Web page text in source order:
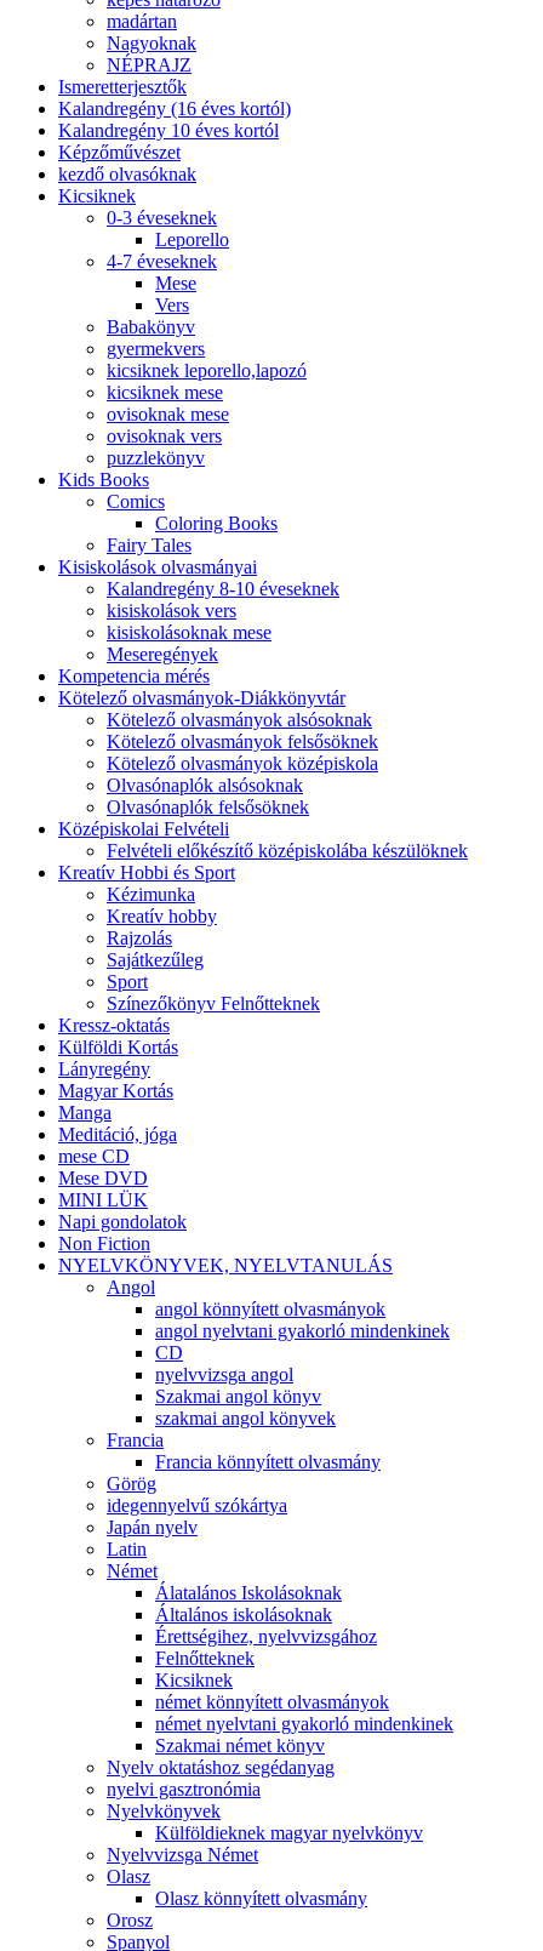
madártan
Nagyoknak
NÉPRAJZ
Ismeretterjesztők
Kalandregény (16 éves kortól)
Kalandregény 10 éves kortól
Képzőművészet
kezdő olvasóknak
Kicsiknek
0-3 éveseknek
Leporello
4-7 éveseknek
Mese
Vers
Babakönyv
gyermekvers
kicsiknek leporello,lapozó
kicsiknek mese
ovisoknak mese
ovisoknak vers
puzzlekönyv
Kids Books
Comics
Coloring Books
Fairy Tales
Kisiskolások olvasmányai
Kalandregény 8-10 éveseknek
kisiskolások vers
kisiskolásoknak mese
Meseregények
Kompetencia mérés
Kötelező olvasmányok-Diákkönyvtár
Kötelező olvasmányok alsósoknak
Kötelező olvasmányok felsősöknek
Kötelező olvasmányok középiskola
Olvasónaplók alsósoknak
Olvasónaplók felsősöknek
Középiskolai Felvételi
Felvételi előkészítő középiskolába készülöknek
Kreatív Hobbi és Sport
Kézimunka
Kreatív hobby
Rajzolás
Sajátkezűleg
Sport
Színezőkönyv Felnőtteknek
Kressz-oktatás
Külföldi Kortás
Lányregény
Magyar Kortás
Manga
Meditáció, jóga
mese CD
Mese DVD
MINI LÜK
Napi gondolatok
Non Fiction
NYELVKÖNYVEK, NYELVTANULÁS
Angol
angol könnyített olvasmányok
angol nyelvtani gyakorló mindenkinek
CD
nyelvvizsga angol
Szakmai angol könyv
szakmai angol könyvek
Francia
Francia könnyített olvasmány
Görög
idegennyelvű szókártya
Japán nyelv
Latin
Német
Álatalános Iskolásoknak
Általános iskolásoknak
Érettségihez, nyelvvizsgához
Felnőtteknek
Kicsiknek
német könnyített olvasmányok
német nyelvtani gyakorló mindenkinek
Szakmai német könyv
Nyelv oktatáshoz segédanyag
nyelvi gasztronómia
Nyelvkönyvek
Külföldieknek magyar nyelvkönyv
Nyelvvizsga Német
Olasz
Olasz könnyített olvasmány
Orosz
Spanyol